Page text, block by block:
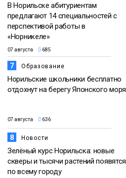
В Норильске абитуриентам
предлагают 14 специальностей с
перспективой работы в
«Норникеле»
07 августа 685
7 Образование
Норильские школьники бесплатно
отдохнут на берегу Японского моря
07 августа 636
8 Новости
Зелёный курс Норильска: новые
скверы и тысячи растений появятся
по всему городу